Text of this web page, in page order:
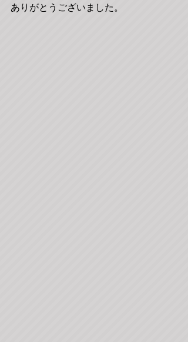
ありがとうございました。